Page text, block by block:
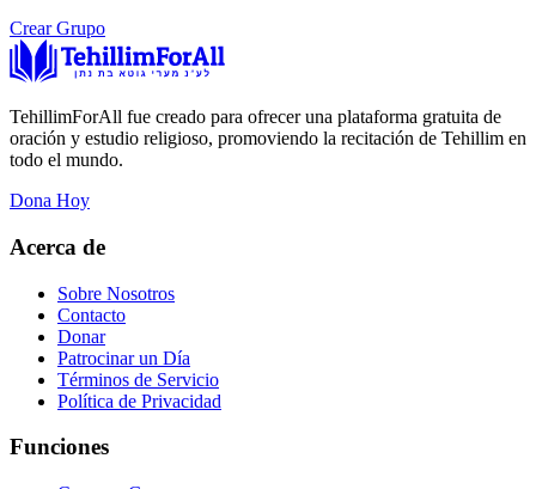
Crear Grupo
TehillimForAll fue creado para ofrecer una plataforma gratuita de
oración y estudio religioso, promoviendo la recitación de Tehillim en
todo el mundo.
Dona Hoy
Acerca de
Sobre Nosotros
Contacto
Donar
Patrocinar un Día
Términos de Servicio
Política de Privacidad
Funciones